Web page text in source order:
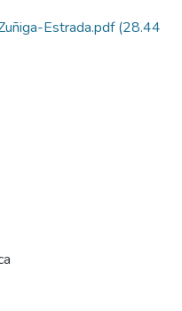
Estrada.pdf(28.44